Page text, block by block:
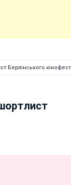
Берлінського